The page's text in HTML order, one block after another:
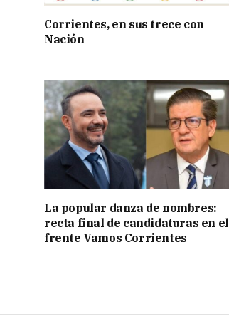
Corrientes, en sus trece con
Nación
La popular danza de nombres:
recta final de candidaturas en el
frente Vamos Corrientes